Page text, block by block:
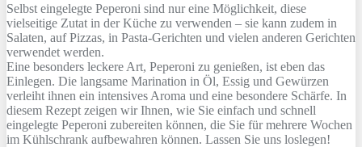
Selbst eingelegte Peperoni sind nur eine Möglichkeit, diese
vielseitige Zutat in der Küche zu verwenden – sie kann zudem in
Salaten, auf Pizzas, in Pasta-Gerichten und vielen anderen Gerichten
verwendet werden.
Eine besonders leckere Art, Peperoni zu genießen, ist eben das
Einlegen. Die langsame Marination in Öl, Essig und Gewürzen
verleiht ihnen ein intensives Aroma und eine besondere Schärfe. In
diesem Rezept zeigen wir Ihnen, wie Sie einfach und schnell
eingelegte Peperoni zubereiten können, die Sie für mehrere Wochen
im Kühlschrank aufbewahren können. Lassen Sie uns loslegen!